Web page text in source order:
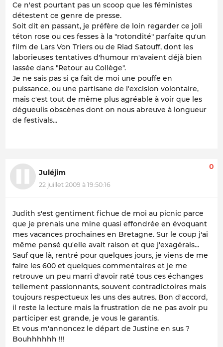
Ce n'est pourtant pas un scoop que les féministes
détestent ce genre de presse.
Soit dit en passant, je préfère de loin regarder ce joli
téton rose ou ces fesses à la "rotondité" parfaite qu'un
film de Lars Von Triers ou de Riad Satouff, dont les
laborieuses tentatives d'humour m'avaient déjà bien
lassée dans "Retour au Collège".
Je ne sais pas si ça fait de moi une pouffe en
puissance, ou une partisane de l'excision volontaire,
mais c'est tout de même plus agréable à voir que les
dégueulis obscènes dont on nous abreuve à longueur
de festivals...
Juléjim
22 juillet 2009 à 19:50:16
0
Judith s'est gentiment fichue de moi au picnic parce
que je prenais une mine quasi effondrée en évoquant
mes vacances prochaines en Bretagne. Sur le coup j'ai
même pensé qu'elle avait raison et que j'exagérais...
Sauf que là, rentré pour quelques jours, je viens de me
faire les 600 et quelques commentaires et je me
retrouve un peu marri d'avoir raté tous ces échanges
tellement passionnants, souvent contradictoires mais
toujours respectueux les uns des autres. Bon d'accord,
il reste la lecture mais la frustration de ne pas avoir pu
participer est grande, je vous le garantis.
Et vous m'annoncez le départ de Justine en sus ?
Bouhhhhhh !!!